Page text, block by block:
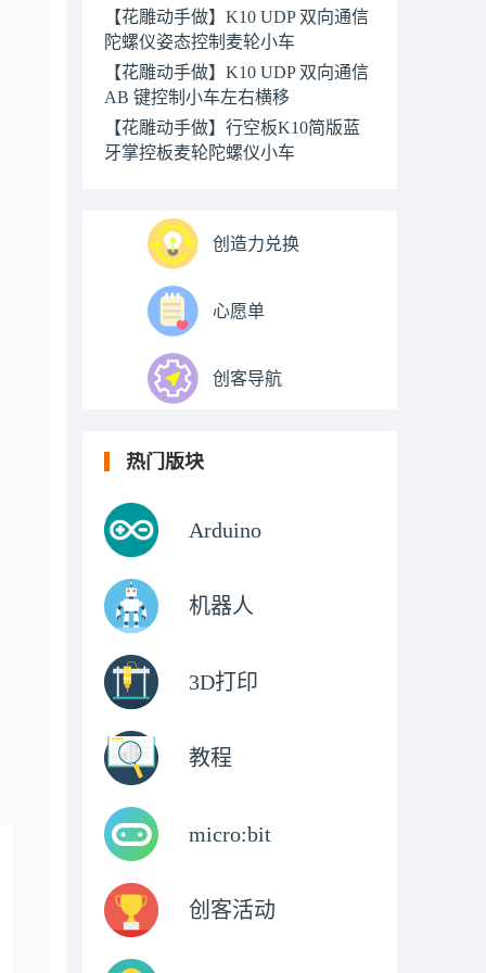
【花雕动手做】K10 UDP 双向通信
陀螺仪姿态控制麦轮小车
【花雕动手做】K10 UDP 双向通信
AB 键控制小车左右横移
【花雕动手做】行空板K10简版蓝
牙掌控板麦轮陀螺仪小车
创造力兑换
心愿单
创客导航
热门版块
Arduino
机器人
3D打印
教程
micro:bit
创客活动